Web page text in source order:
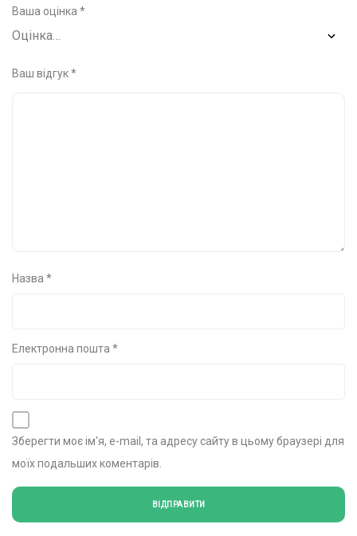
Ваша оцінка *
Ваш відгук*
Назва *
Електронна пошта *
Зберегти моє ім'я, e-mail, та адресу сайту в цьому браузері для
моїх подальших коментарів.